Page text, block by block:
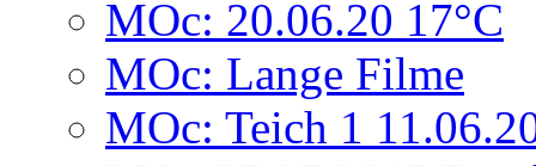
MOc: 20.06.20 17°C
MOc: Lange Filme
MOc: Teich 1